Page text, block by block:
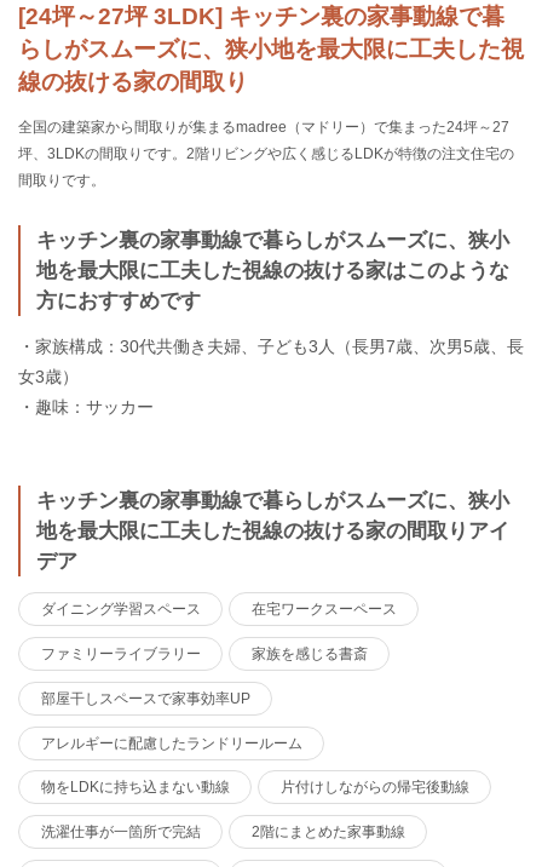
[24坪～27坪 3LDK] キッチン裏の家事動線で暮
らしがスムーズに、狭小地を最大限に工夫した視
線の抜ける家の間取り
全国の建築家から間取りが集まるmadree（マドリー）で集まった24坪～27
坪、3LDKの間取りです。2階リビングや広く感じるLDKが特徴の注文住宅の
間取りです。
キッチン裏の家事動線で暮らしがスムーズに、狭小
地を最大限に工夫した視線の抜ける家はこのような
方におすすめです
・家族構成：30代共働き夫婦、子ども3人（長男7歳、次男5歳、長
女3歳）
・趣味：サッカー
キッチン裏の家事動線で暮らしがスムーズに、狭小
地を最大限に工夫した視線の抜ける家の間取りアイ
デア
ダイニング学習スペース 在宅ワークスーペース
ファミリーライブラリー 家族を感じる書斎
部屋干しスペースで家事効率UP
アレルギーに配慮したランドリールーム
物をLDKに持ち込まない動線 片付けしながらの帰宅後動線
洗濯仕事が一箇所で完結 2階にまとめた家事動線